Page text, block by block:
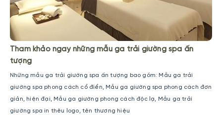
Tham khảo ngay những mẫu ga trải giường spa ấn
tượng
Những mẫu ga trải giường spa ấn tượng bao gồm: Mẫu ga trải
giường spa phong cách cổ điển, Mẫu ga giường spa phong cách đơn
giản, hiện đại, Mẫu ga giường phong cách độc lạ, Mẫu ga trải
giường spa in thêu logo, tên thương hiệu